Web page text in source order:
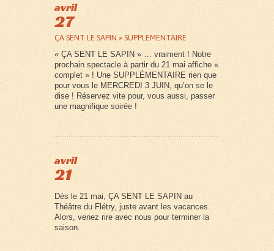
avril
27
ÇA SENT LE SAPIN » SUPPLEMENTAIRE
« ÇA SENT LE SAPIN » … vraiment ! Notre
prochain spectacle à partir du 21 mai affiche «
complet » ! Une SUPPLÉMENTAIRE rien que
pour vous le MERCREDI 3 JUIN, qu’on se le
dise ! Réservez vite pour, vous aussi, passer
une magnifique soirée !
avril
21
Dès le 21 mai, ÇA SENT LE SAPIN au
Théâtre du Flétry, juste avant les vacances.
Alors, venez rire avec nous pour terminer la
saison.